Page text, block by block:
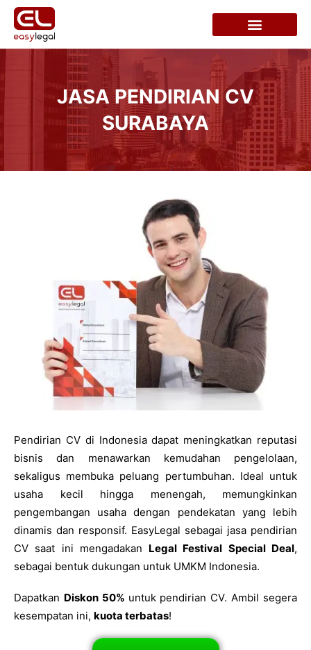
JASA PENDIRIAN CV
SURABAYA
Pendirian CV di Indonesia dapat meningkatkan reputasi
bisnis dan menawarkan kemudahan pengelolaan,
sekaligus membuka peluang pertumbuhan. Ideal untuk
usaha kecil hingga menengah, memungkinkan
pengembangan usaha dengan pendekatan yang lebih
dinamis dan responsif. EasyLegal sebagai jasa pendirian
CV saat ini mengadakan Legal Festival Special Deal,
sebagai bentuk dukungan untuk UMKM Indonesia.
Dapatkan Diskon 50% untuk pendirian CV. Ambil segera
kesempatan ini, kuota terbatas!